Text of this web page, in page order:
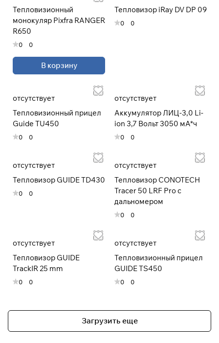
Тепловизионный
монокуляр Pixfra RANGER
R650
0 0
В корзину
Тепловизор iRay DV DP 09
0 0
отсутствует
Тепловизионный прицел
Guide TU450
0 0
отсутствует
Аккумулятор ЛИЦ-3,0 Li-
ion 3,7 Вольт 3050 мА*ч
0 0
отсутствует
Тепловизор GUIDE TD430
0 0
отсутствует
Тепловизор CONOTECH
Tracer 50 LRF Pro с
дальномером
0 0
отсутствует
Тепловизор GUIDE
TrackIR 25 mm
0 0
отсутствует
Тепловизионный прицел
GUIDE TS450
0 0
Загрузить еще